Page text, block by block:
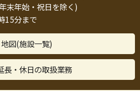
末年始・祝日を除く)
15分まで
地図(施設一覧)
長・休日の取扱業務